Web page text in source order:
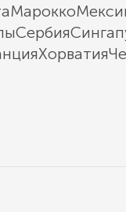
Марокко
Сербия
Хорватия